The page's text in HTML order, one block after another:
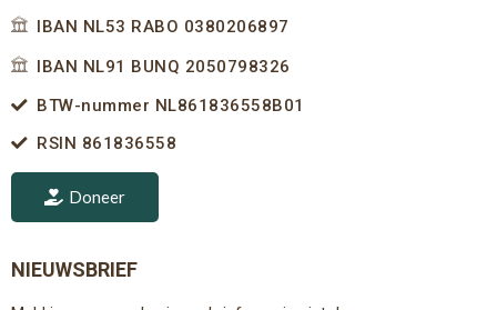
IBAN NL53 RABO 0380206897
IBAN NL91 BUNQ 2050798326
BTW-nummer NL861836558B01
RSIN 861836558
Doneer
NIEUWSBRIEF